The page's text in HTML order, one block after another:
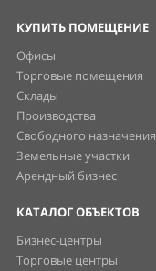
КУПИТЬ ПОМЕЩЕНИЕ
Офисы
Торговые помещения
Склады
Производства
Свободного назначения
Земельные участки
Арендный бизнес
КАТАЛОГ ОБЪЕКТОВ
Бизнес-центры
Торговые центры